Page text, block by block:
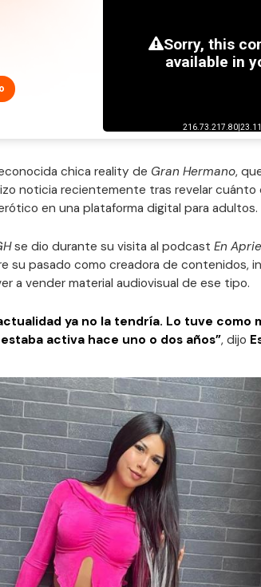
chica reality de Gran Hermano,
noticia recientemente tras revelar cuánto
en una plataforma digital para adultos.
se dio durante su visita al podcast En
su pasado como creadora de contenidos,
a vender material audiovisual de ese tipo.
ya no la tendría. Lo tuve como
activa hace uno o dos años”, dijo